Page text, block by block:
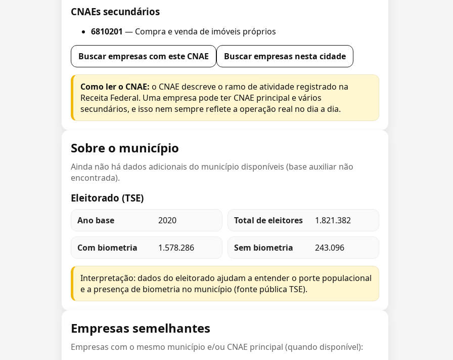
CNAEs secundários
6810201 — Compra e venda de imóveis próprios
Buscar empresas com este CNAE Buscar empresas nesta cidade
Como ler o CNAE: o CNAE descreve o ramo de atividade registrado na
Receita Federal. Uma empresa pode ter CNAE principal e vários
secundários, e isso nem sempre reflete a operação real no dia a dia.
Sobre o município
Ainda não há dados adicionais do município disponíveis (base auxiliar não
encontrada).
Eleitorado (TSE)
Ano base 2020 Total de eleitores 1.821.382
Com biometria 1.578.286 Sem biometria 243.096
Interpretação: dados do eleitorado ajudam a entender o porte populacional
e a presença de biometria no município (fonte pública TSE).
Empresas semelhantes
Empresas com o mesmo município e/ou CNAE principal (quando disponível):